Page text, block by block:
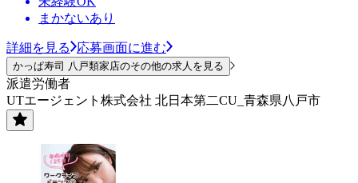
まかないあり
詳細を見る 応募画面に進む
かっぱ寿司 八戸類家店のその他の求人を見る
派遣労働者
UTエージェント株式会社 北日本第二CU_青森県八戸市